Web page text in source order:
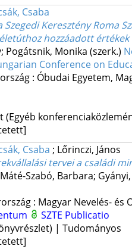
Csaba
Szegedi Keresztény Roma
hozzáadott értékek
Pogátsnik, Monika (szerk.)
Conference on
: Óbudai Egyetem,
(Egyéb
Csaba ; Lőrinczi, János
tervei a családi
Szabó, Barbara;
: Magyar Nevelés- és
SZTE Publicatio
| Tudományos